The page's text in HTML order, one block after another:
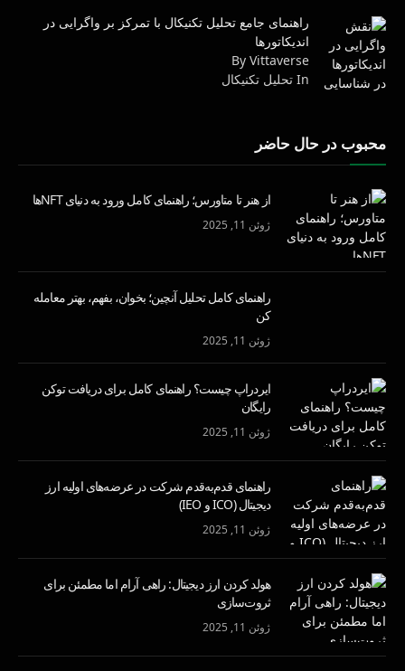
راهنمای جامع تحلیل تکنیکال با تمرکز بر واگرایی در
اندیکاتورها
By Vittaverse
In تحليل تكنيكال
محبوب در حال حاضر
از هنر تا متاورس؛ راهنمای کامل ورود به دنیای NFTها
ژوئن 11, 2025
راهنمای کامل تحلیل آنچین؛ بخوان، بفهم، بهتر معامله
کن
ژوئن 11, 2025
ایردراپ چیست؟ راهنمای کامل برای دریافت توکن
رایگان
ژوئن 11, 2025
راهنمای قدم‌به‌قدم شرکت در عرضه‌های اولیه ارز
دیجیتال (ICO و IEO)
ژوئن 11, 2025
هولد کردن ارز دیجیتال: راهی آرام اما مطمئن برای
ثروت‌سازی
ژوئن 11, 2025